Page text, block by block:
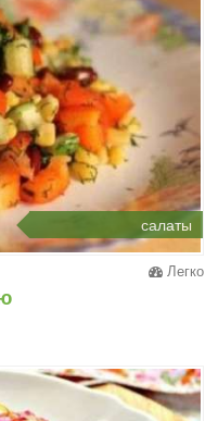
салаты
Легко